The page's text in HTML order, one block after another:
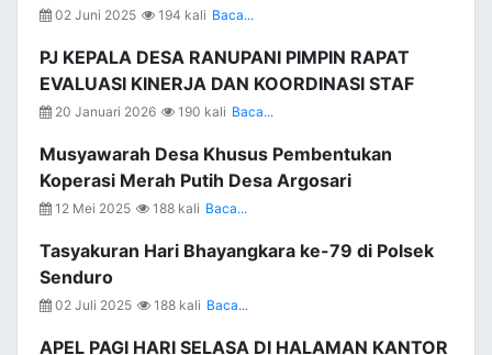
02 Juni 2025 194 kali Baca...
PJ KEPALA DESA RANUPANI PIMPIN RAPAT
EVALUASI KINERJA DAN KOORDINASI STAF
20 Januari 2026 190 kali Baca...
Musyawarah Desa Khusus Pembentukan
Koperasi Merah Putih Desa Argosari
12 Mei 2025 188 kali Baca...
Tasyakuran Hari Bhayangkara ke-79 di Polsek
Senduro
02 Juli 2025 188 kali Baca...
APEL PAGI HARI SELASA DI HALAMAN KANTOR